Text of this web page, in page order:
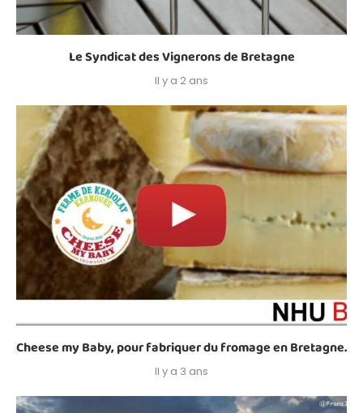
Le Syndicat des Vignerons de Bretagne
Il y a 2 ans
Cheese my Baby, pour fabriquer du fromage en Bretagne.
Il y a 3 ans